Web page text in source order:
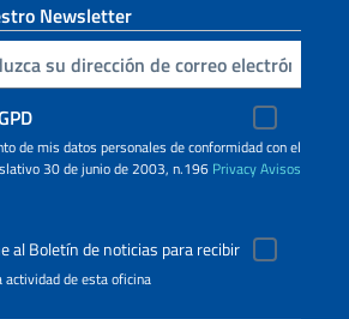
Newsletter
de mis datos personales de conformidad con el
30 de junio de 2003, n.196 PrivacyAvisos
al Boletín de noticias para recibir
actividad de esta oficina